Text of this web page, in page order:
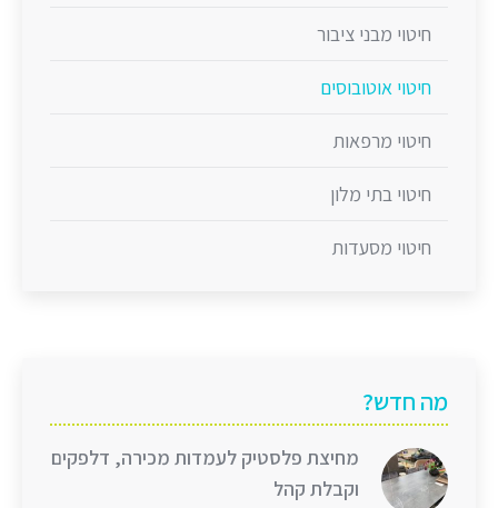
חיטוי מבני ציבור
חיטוי אוטובוסים
חיטוי מרפאות
חיטוי בתי מלון
חיטוי מסעדות
מה חדש?
מחיצת פלסטיק לעמדות מכירה, דלפקים
וקבלת קהל